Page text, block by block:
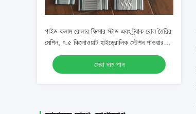
গাইড কলাম রোলার ফিক্সার স্টাড এবং ট্র্যাক রোল তৈরির
মেশিন, ৭.৫ কিলোওয়াট হাইড্রোলিক স্টেশন পাওয়ার
এবং পিএলসি এস৭-২০০ নিয়ন্ত্রণ সহ
সেরা দাম পান